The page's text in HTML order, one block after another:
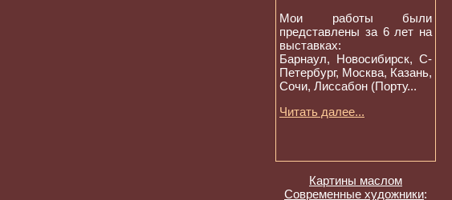
Мои работы были
представлены за 6 лет на
выставках:
Барнаул, Новосибирск, С-
Петербург, Москва, Казань,
Сочи, Лиссабон (Порту...
Читать далее...
Картины маслом
Современные художники: